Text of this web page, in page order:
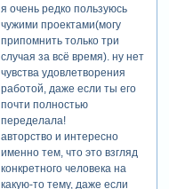
я очень редко пользуюсь
чужими проектами(могу
припомнить только три
случая за всё время). ну нет
чувства удовлетворения
работой, даже если ты его
почти полностью
переделала!
авторство и интересно
именно тем, что это взгляд
конкретного человека на
какую-то тему, даже если